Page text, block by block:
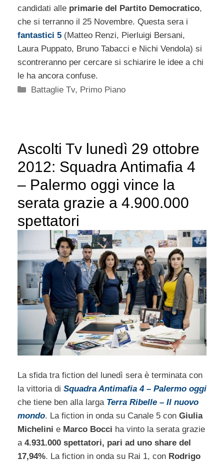
candidati alle primarie del Partito Democratico,
che si terranno il 25 Novembre. Questa sera i
fantastici 5 (Matteo Renzi, Pierluigi Bersani,
Laura Puppato, Bruno Tabacci e Nichi Vendola) si
scontreranno per cercare si schiarire le idee a chi
le ha ancora confuse.
Categorie
Battaglie Tv, Primo Piano
Ascolti Tv lunedì 29 ottobre
2012: Squadra Antimafia 4
– Palermo oggi vince la
serata grazie a 4.900.000
spettatori
La sfida tra fiction del lunedì sera è terminata con
la vittoria di Squadra Antimafia 4 – Palermo oggi
che tiene ben alla larga Terra Ribelle – Il nuovo
mondo. La fiction in onda su Canale 5 con Giulia
Michelini e Marco Bocci ha vinto la serata grazie
a 4.931.000 spettatori, pari ad uno share del
17,94%. La fiction in onda su Rai 1, con Rodrigo